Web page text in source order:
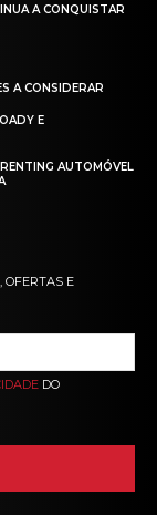
A CONQUISTAR
A CONSIDERAR
E
AUTOMÓVEL
OFERTAS E
DO